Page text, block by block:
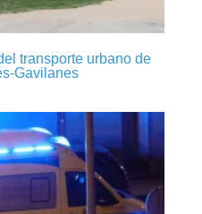
transporte urbano de
Gavilanes